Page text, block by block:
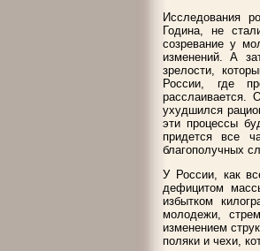
Исследования
Година, не
созревание у
изменений. А
зрелости,
России, где
расслаивается.
ухудшился
эти процессы
придется все
благополучных
У России, как
дефицитом
избытком
молодежи,
изменением
поляки и чехи,